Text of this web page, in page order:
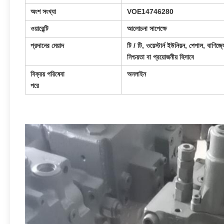
অংশ সংখ্যা VOE14746280
ওয়ারেন্টি আলোচনা সাপেক্ষে
প্রদানের মেয়াদ
টি / টি, ওয়েস্টার্ন ইউনিয়ন, পেপাল,
নিশ্চয়তা বা প্রয়োজনীয় হিসাবে
বিক্রয় পরিষেবা
পরে
অনলাইন